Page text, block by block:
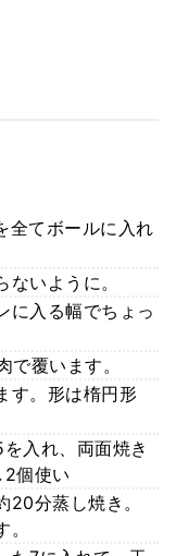
全てボールに入れ
いように。
に入る幅でちょっ
覆います。
す。形は楕円形
入れ、両面焼き
個使い
分蒸し焼き。